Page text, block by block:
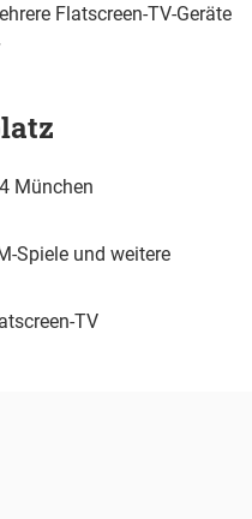
Flatscreen-TV-Geräte
München
Spiele und weitere
TV